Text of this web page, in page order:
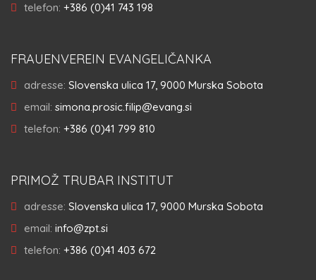
telefon: +386 (0)41 743 198
FRAUENVEREIN EVANGELIČANKA
adresse: Slovenska ulica 17, 9000 Murska Sobota
email: simona.prosic.filip@evang.si
telefon: +386 (0)41 799 810
PRIMOŽ TRUBAR INSTITUT
adresse: Slovenska ulica 17, 9000 Murska Sobota
email: info@zpt.si
telefon: +386 (0)41 403 672